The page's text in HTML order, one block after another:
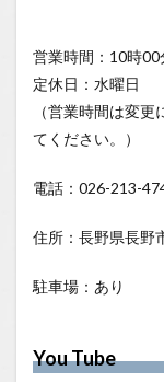
営業時間：10時
定休日：水曜日
（営業時間は変
てください。）
電話：026-213-
住所：長野県長野
駐車場：あり
You Tube